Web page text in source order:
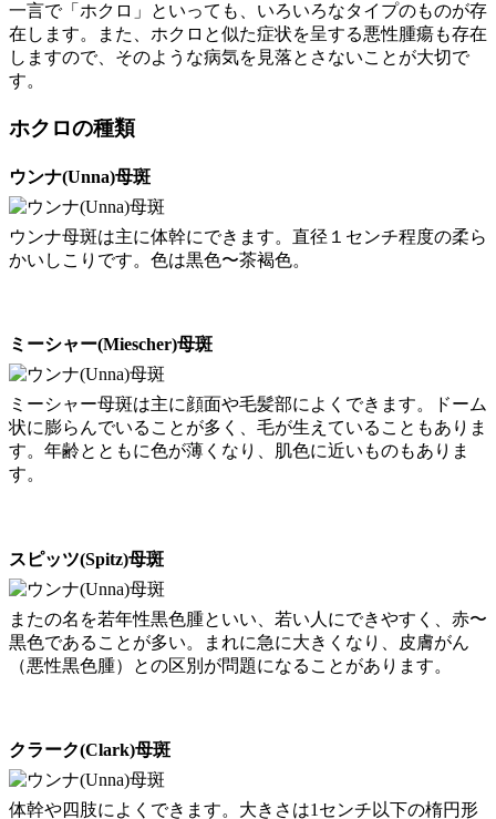
一言で「ホクロ」といっても、いろいろなタイプのものが存
在します。また、ホクロと似た症状を呈する悪性腫瘍も存在
しますので、そのような病気を見落とさないことが大切で
す。
ホクロの種類
ウンナ(Unna)母斑
ウンナ母斑は主に体幹にできます。直径１センチ程度の柔ら
かいしこりです。色は黒色〜茶褐色。
ミーシャー(Miescher)母斑
ミーシャー母斑は主に顔面や毛髪部によくできます。ドーム
状に膨らんでいることが多く、毛が生えていることもありま
す。年齢とともに色が薄くなり、肌色に近いものもありま
す。
スピッツ(Spitz)母斑
またの名を若年性黒色腫といい、若い人にできやすく、赤〜
黒色であることが多い。まれに急に大きくなり、皮膚がん
（悪性黒色腫）との区別が問題になることがあります。
クラーク(Clark)母斑
体幹や四肢によくできます。大きさは1センチ以下の楕円形